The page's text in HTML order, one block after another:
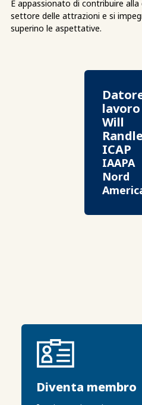
È appassionato di contribuire
settore delle attrazioni e si
superino le aspettative.
Will
ICAP
IAAPA
Nord
Diventa membro